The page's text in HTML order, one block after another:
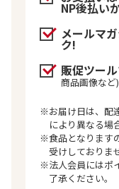
NP後払い
メールマ
ク!
販促ツー
商品画像など)
※お届け日は、配
により異なる場
※食品となります
受けしておりま
※法人会員にはポ
了承ください。